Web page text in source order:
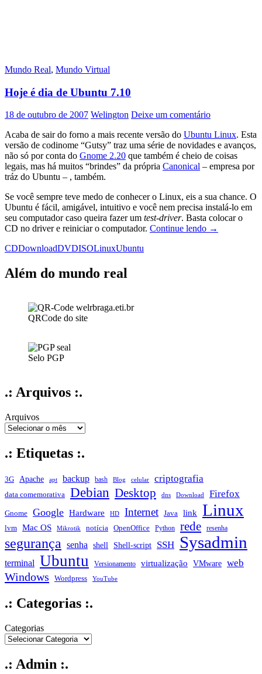
Mundo Real, Mundo Virtual
Hoje é dia de Ubuntu 7.10
18 de outubro de 2007 Welington Deixe um comentário
Acaba de sair do forno a mais recente versão do Ubuntu Linux. Esta
versão de codinome “Gutsy” traz uma série de novidades e avanços,
não só por conta do Gnome 2.20 que também é cheio de coisas
legais, mas há muitos “brindes” da própria Canonical – empresa por
tráz do Ubuntu – , também.
Se você sempre teve medo de conhecer o Linux, eis a sua chance. O
Ubuntu é fácil, amigável, intuitivo e você nem precisa instalá-lo em
seu computador caso queira fazer um test-driver. Basta colocar o
CD no driver e reiniciar o computador. Continue lendo Hoje
→
CDDownloadDVDISOLinuxUbuntu
Além do mundo real
QRCode do site
Selo PGP
.: Arquivos :.
Arquivos
.: Etiquetas :.
3G Apache apt backup bash Blog celular criptografia
data comemorativa Debian Desktop dns Download Firefox
Gnome Google Hardware HD Internet Java link Linux
lvm Mac OS Mikrotik notícia OpenOffice Python rede resenha
segurança senha shell Shell-script SSH Sysadmin
terminal Ubuntu Versionamento virtualização VMware web
Windows Wordpress YouTube
.: Categorias :.
Categorias
.: Admin :.